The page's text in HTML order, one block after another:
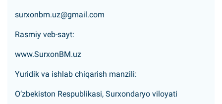
surxonbm.uz@gmail.com
Rasmiy veb-sayt:
www.SurxonBM.uz
Yuridik va ishlab chiqarish manzili:
O‘zbekiston Respublikasi, Surxondaryo viloyati